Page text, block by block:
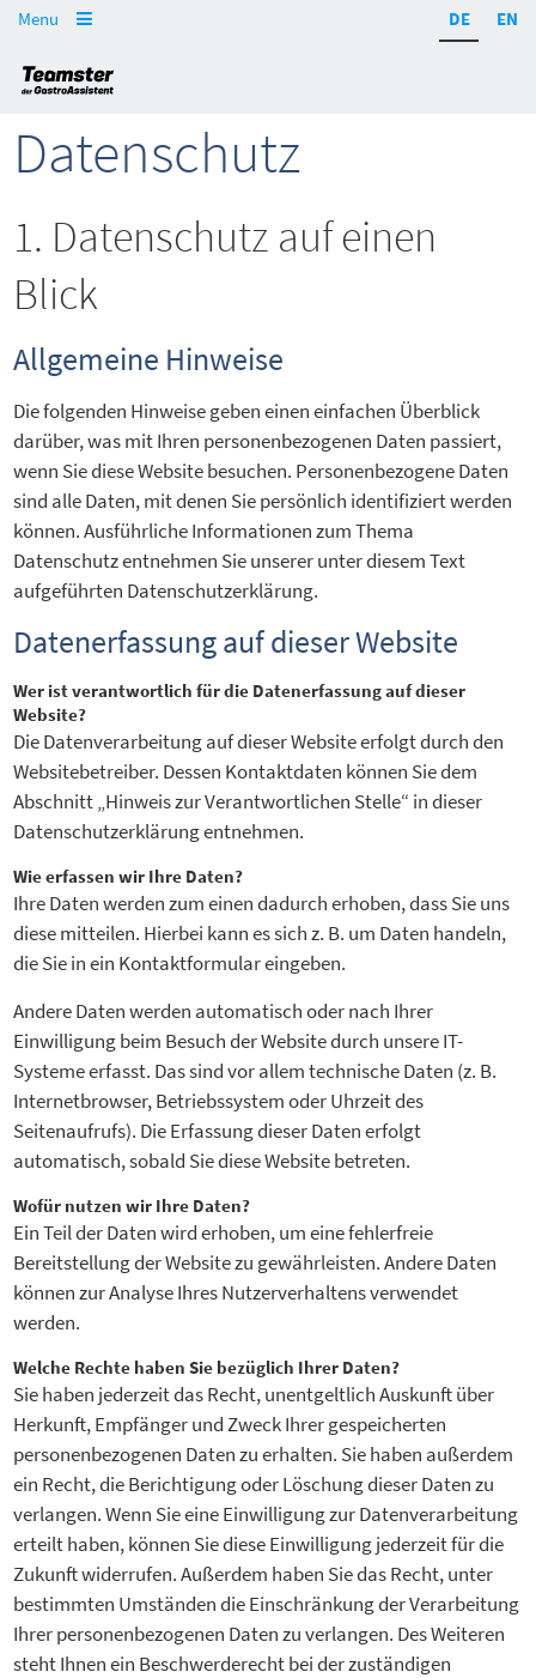
Menu  DE EN
Datenschutz
1. Datenschutz auf einen
Blick
Allgemeine Hinweise
Die folgenden Hinweise geben einen einfachen Überblick
darüber, was mit Ihren personenbezogenen Daten passiert,
wenn Sie diese Website besuchen. Personenbezogene Daten
sind alle Daten, mit denen Sie persönlich identifiziert werden
können. Ausführliche Informationen zum Thema
Datenschutz entnehmen Sie unserer unter diesem Text
aufgeführten Datenschutzerklärung.
Datenerfassung auf dieser Website
Wer ist verantwortlich für die Datenerfassung auf dieser
Website?
Die Datenverarbeitung auf dieser Website erfolgt durch den
Websitebetreiber. Dessen Kontaktdaten können Sie dem
Abschnitt „Hinweis zur Verantwortlichen Stelle“ in dieser
Datenschutzerklärung entnehmen.
Wie erfassen wir Ihre Daten?
Ihre Daten werden zum einen dadurch erhoben, dass Sie uns
diese mitteilen. Hierbei kann es sich z. B. um Daten handeln,
die Sie in ein Kontaktformular eingeben.
Andere Daten werden automatisch oder nach Ihrer
Einwilligung beim Besuch der Website durch unsere IT-
Systeme erfasst. Das sind vor allem technische Daten (z. B.
Internetbrowser, Betriebssystem oder Uhrzeit des
Seitenaufrufs). Die Erfassung dieser Daten erfolgt
automatisch, sobald Sie diese Website betreten.
Wofür nutzen wir Ihre Daten?
Ein Teil der Daten wird erhoben, um eine fehlerfreie
Bereitstellung der Website zu gewährleisten. Andere Daten
können zur Analyse Ihres Nutzerverhaltens verwendet
werden.
Welche Rechte haben Sie bezüglich Ihrer Daten?
Sie haben jederzeit das Recht, unentgeltlich Auskunft über
Herkunft, Empfänger und Zweck Ihrer gespeicherten
personenbezogenen Daten zu erhalten. Sie haben außerdem
ein Recht, die Berichtigung oder Löschung dieser Daten zu
verlangen. Wenn Sie eine Einwilligung zur Datenverarbeitung
erteilt haben, können Sie diese Einwilligung jederzeit für die
Zukunft widerrufen. Außerdem haben Sie das Recht, unter
bestimmten Umständen die Einschränkung der Verarbeitung
Ihrer personenbezogenen Daten zu verlangen. Des Weiteren
steht Ihnen ein Beschwerderecht bei der zuständigen